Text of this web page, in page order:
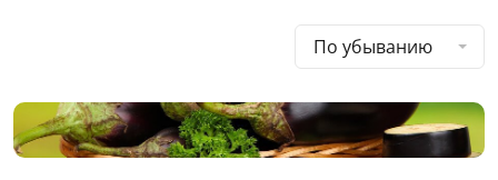
По убыванию